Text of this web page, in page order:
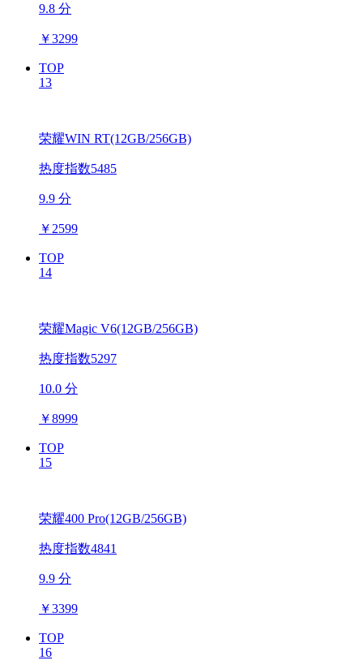
9.8 分
￥3299
TOP
13
荣耀WIN RT(12GB/256GB)
热度指数5485
9.9 分
￥ 2599
TOP
14
荣耀Magic V6(12GB/256GB)
热度指数5297
10.0 分
￥8999
TOP
15
荣耀400 Pro(12GB/256GB)
热度指数4841
9.9 分
￥3399
TOP
16